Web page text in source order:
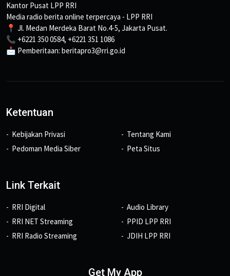
Kantor Pusat LPP RRI
Media radio berita online terpercaya - LPP RRI
📍 Jl. Medan Merdeka Barat No.4-5, Jakarta Pusat.
📞 +6221 350 0584, +6221 351 1086
📩 Pemberitaan: beritapro3@rri.go.id
Ketentuan
Kebijakan Privasi
Pedoman Media Siber
Tentang Kami
Peta Situs
Link Terkait
RRI Digital
RRI NET Streaming
RRI Radio Streaming
Audio Library
PPID LPP RRI
JDIH LPP RRI
Get My App